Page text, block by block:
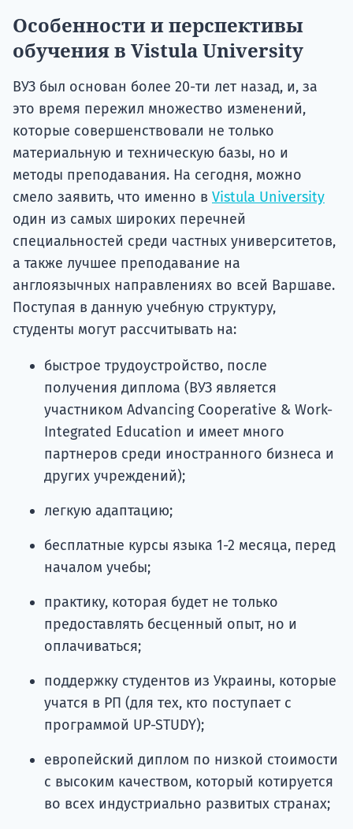
Особенности и перспективы
обучения в Vistula University
ВУЗ был основан более 20-ти лет назад, и, за
это время пережил множество изменений,
которые совершенствовали не только
материальную и техническую базы, но и
методы преподавания. На сегодня, можно
смело заявить, что именно в Vistula University
один из самых широких перечней
специальностей среди частных университетов,
а также лучшее преподавание на
англоязычных направлениях во всей Варшаве.
Поступая в данную учебную структуру,
студенты могут рассчитывать на:
быстрое трудоустройство, после
получения диплома (ВУЗ является
участником Advancing Cooperative & Work-
Integrated Education и имеет много
партнеров среди иностранного бизнеса и
других учреждений);
легкую адаптацию;
бесплатные курсы языка 1-2 месяца, перед
началом учебы;
практику, которая будет не только
предоставлять бесценный опыт, но и
оплачиваться;
поддержку студентов из Украины, которые
учатся в РП (для тех, кто поступает с
программой UP-STUDY);
европейский диплом по низкой стоимости
с высоким качеством, который котируется
во всех индустриально развитых странах;